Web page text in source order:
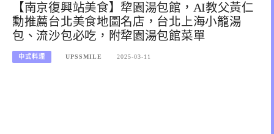
【南京復興站美食】犂園湯包館，AI教父黃仁
勳推薦台北美食地圖名店，台北上海小籠湯
包、流沙包必吃，附犂園湯包館菜單
中式料理 UPSSMILE 2025-03-11